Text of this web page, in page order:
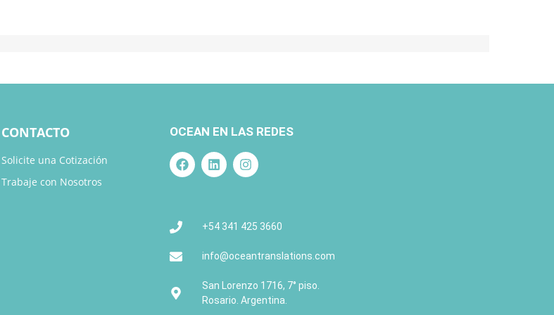
CONTACTO
Solicite una Cotización
Trabaje con Nosotros
OCEAN EN LAS REDES
+54 341 425 3660
info@oceantranslations.com
San Lorenzo 1716, 7° piso.
Rosario. Argentina.